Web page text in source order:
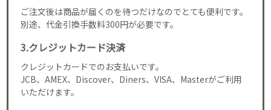
ご注文後は商品が届くのを待つだけなのでとても便利です。
別途、代金引換手数料300円が必要です。
3.クレジットカード決済
クレジットカードでのお支払いです。
JCB、AMEX、Discover、Diners、VISA、Masterがご利用
いただけます。